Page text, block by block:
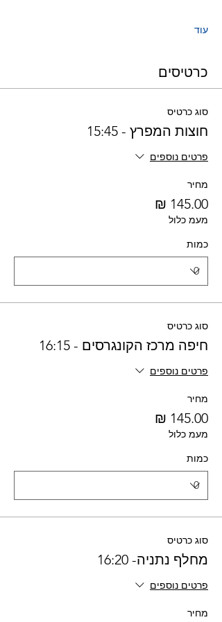
עוד
כרטיסים
סוג כרטיס
חוצות המפרץ - 15:45
פרטים נוספים
מחיר
מעמ כלול
כמות
סוג כרטיס
חיפה מרכז הקונגרסים - 16:15
פרטים נוספים
מחיר
מעמ כלול
כמות
סוג כרטיס
מחלף נתניה- 16:20
פרטים נוספים
מחיר